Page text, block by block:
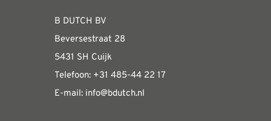
WEBSHOP
Algemene informatie &
Verzendkosten
B DUTCH BV
Beversestraat 28
5431 SH Cuijk
Telefoon: +31 485-44 22 17
E-mail: info@bdutch.nl